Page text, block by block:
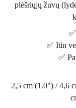
plėšriųjų žuvų
✅ Itin
✅
2,5 cm (1.0") / 4,6